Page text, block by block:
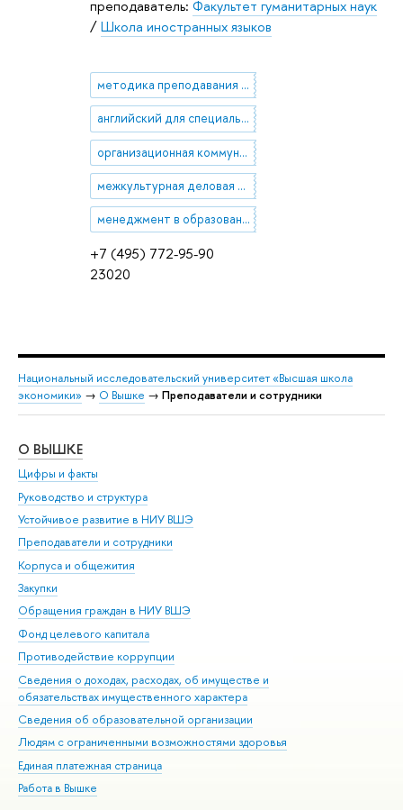
+7 (495) 772-95-90
23020
преподаватель: Факультет гуманитарных наук
/Школа иностранных языков
методика преподавания языка
английский для специальных целей
организационная коммуникация
межкультурная деловая коммуникация
менеджмент в образовании
Национальный исследовательский университет «Высшая школа
экономики» → О Вышке → Преподаватели и сотрудники
О ВЫШКЕ
Цифры и факты
Руководство и структура
Устойчивое развитие в НИУ ВШЭ
Преподаватели и сотрудники
Корпуса и общежития
Закупки
Обращения граждан в НИУ ВШЭ
Фонд целевого капитала
Противодействие коррупции
Сведения о доходах, расходах, об имуществе и
обязательствах имущественного характера
Сведения об образовательной организации
Людям с ограниченными возможностями здоровья
Единая платежная страница
Работа в Вышке